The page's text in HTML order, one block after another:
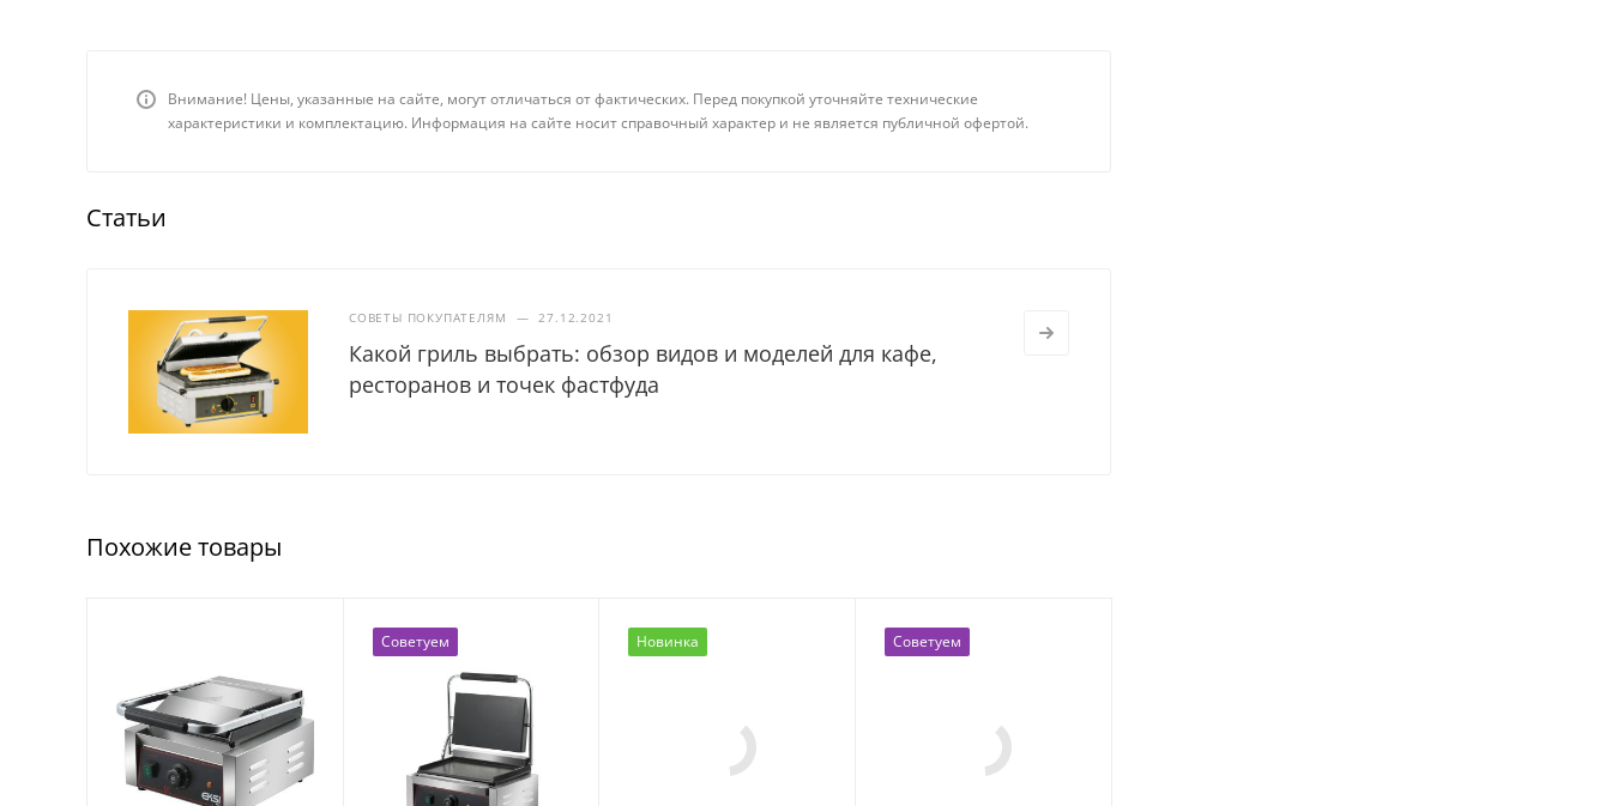
Внимание! Цены, указанные на сайте, могут отличаться от фактических. Перед покупкой уточняйте технические
характеристики и комплектацию. Информация на сайте носит справочный характер и не является публичной офертой.
Статьи
СОВЕТЫ ПОКУПАТЕЛЯМ — 27.12.2021
Какой гриль выбрать: обзор видов и моделей для кафе,
ресторанов и точек фастфуда
Похожие товары
Советуем Новинка Советуем